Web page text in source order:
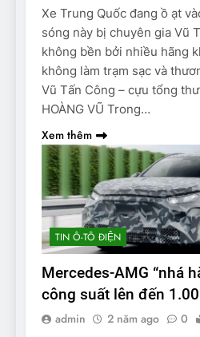
Xe Trung Quốc đang ồ ạt
sóng này bị chuyên gia Vũ
không bền bởi nhiều hãng
không làm trạm sạc và
Vũ Tấn Công – cựu tổng
HOÀNG VŨ Trong…
Xem thêm
TIN Ô-TÔ ĐIỆN
Mercedes-AMG “nhá
công suất lên đến
admin 2 năm ago 0